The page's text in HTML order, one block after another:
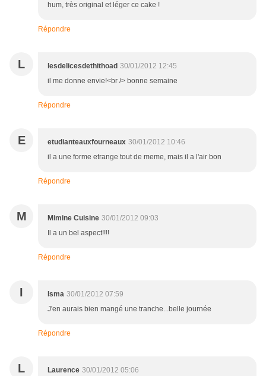
hum, très original et léger ce cake !
Répondre
L lesdelicesdethithoad 30/01/2012 12:45
il me donne envie!<br /> bonne semaine
Répondre
E etudianteauxfourneaux 30/01/2012 10:46
il a une forme etrange tout de meme, mais il a l'air bon
Répondre
M Mimine Cuisine 30/01/2012 09:03
Il a un bel aspect!!!!
Répondre
I Isma 30/01/2012 07:59
J'en aurais bien mangé une tranche...belle journée
Répondre
L Laurence 30/01/2012 05:06